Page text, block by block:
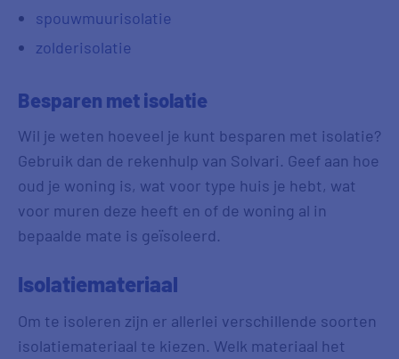
spouwmuurisolatie
zolderisolatie
Besparen met isolatie
Wil je weten hoeveel je kunt besparen met isolatie?
Gebruik dan de rekenhulp van Solvari. Geef aan hoe
oud je woning is, wat voor type huis je hebt, wat
voor muren deze heeft en of de woning al in
bepaalde mate is geïsoleerd.
Isolatiemateriaal
Om te isoleren zijn er allerlei verschillende soorten
isolatiemateriaal te kiezen. Welk materiaal het